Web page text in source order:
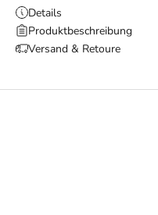
Details
Produktbeschreibung
Versand & Retoure